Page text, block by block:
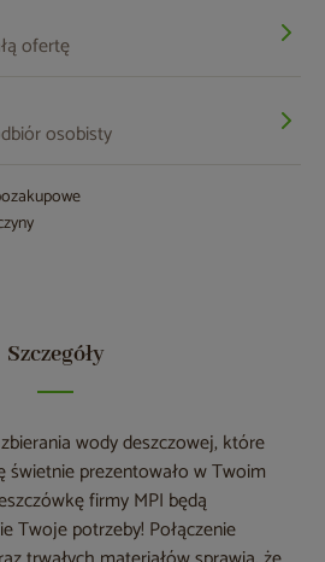
ofertę
osobisty
Szczegóły
wody deszczowej, które
świetnie prezentowało w Twoim
firmy MPI będą
Twoje potrzeby! Połączenie